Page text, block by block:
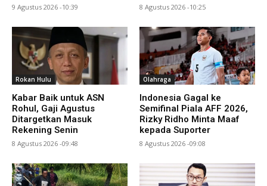
9 Agustus 2026 -10:39 8 Agustus 2026 -10:25
Rokan Hulu
Kabar Baik untuk ASN
Rohul, Gaji Agustus
Ditargetkan Masuk
Rekening Senin
8 Agustus 2026 -09:48
Olahraga
Indonesia Gagal ke
Semifinal Piala AFF 2026,
Rizky Ridho Minta Maaf
kepada Suporter
8 Agustus 2026 -09:08